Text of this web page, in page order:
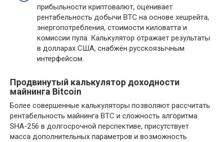
прибыльности криптовалют, оценивает
рентабельность добычи BTC на основе хешрейта,
энергопотребления, стоимости киловатта и
комиссии пула. Калькулятор отражает результаты
в долларах США, снабжён русскоязычным
интерфейсом.
Продвинутый калькулятор доходности
майнинга Bitcoin
Более совершенные калькуляторы позволяют рассчитать
рентабельность майнинга BTC и сложность алгоритма
SHA-256 в долгосрочной перспективе, присутствует
масса дополнительных параметров и возможность